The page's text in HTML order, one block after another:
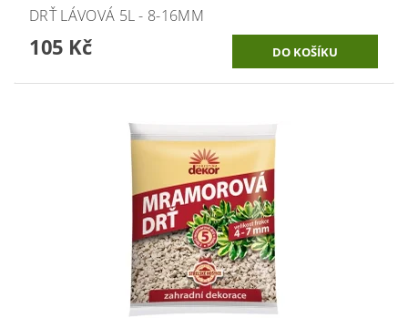
DRŤ LÁVOVÁ 5L - 8-16MM
105 Kč